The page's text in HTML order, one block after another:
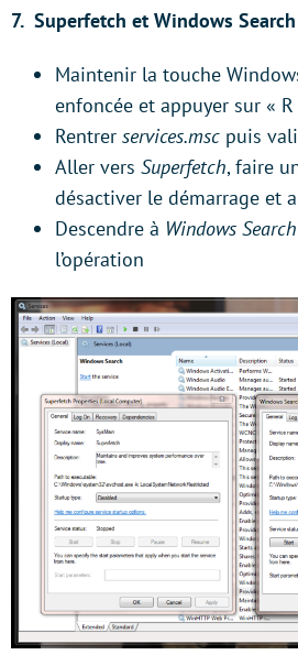
7. Superfetch et Windows Search
Maintenir la touche
enfoncée et appuyer sur « R
Rentrer services.msc puis
Aller vers Superfetch, faire
désactiver le démarrage et
Descendre à Windows Search
l’opération